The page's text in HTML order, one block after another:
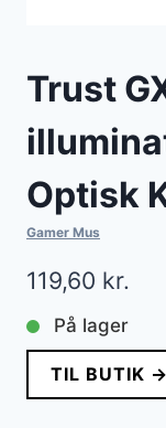
Trust
Optisk
Gamer Mus
119,60 kr.
På lager
TIL BUTIK →